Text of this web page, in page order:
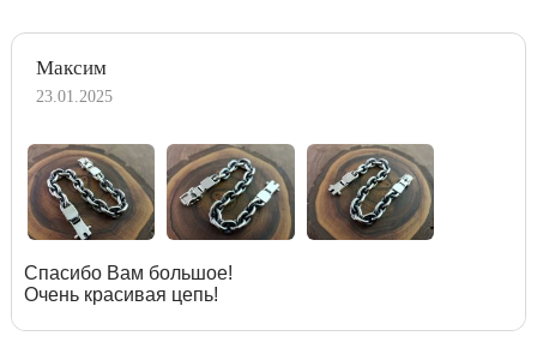
Максим
23.01.2025
Спасибо Вам большое!
Очень красивая цепь!